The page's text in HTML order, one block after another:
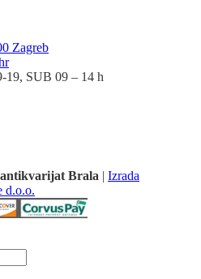
Zagreb
SUB 09 – 14 h
Brala | Izrada
d.o.o.